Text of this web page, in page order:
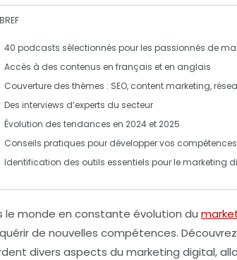
40 podcasts sélectionnés pour les passionnés de
Accès à des contenus en français et en anglais
Couverture des thèmes : SEO, content marketing,
Des interviews d’experts du secteur
Évolution des tendances en 2024 et 2025
Conseils pratiques pour développer vos compétences
Identification des outils essentiels pour lemarketing
le monde en constante évolution du
de nouvelles compétences.
divers aspects du marketing digital,